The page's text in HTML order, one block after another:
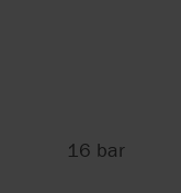
16 bar